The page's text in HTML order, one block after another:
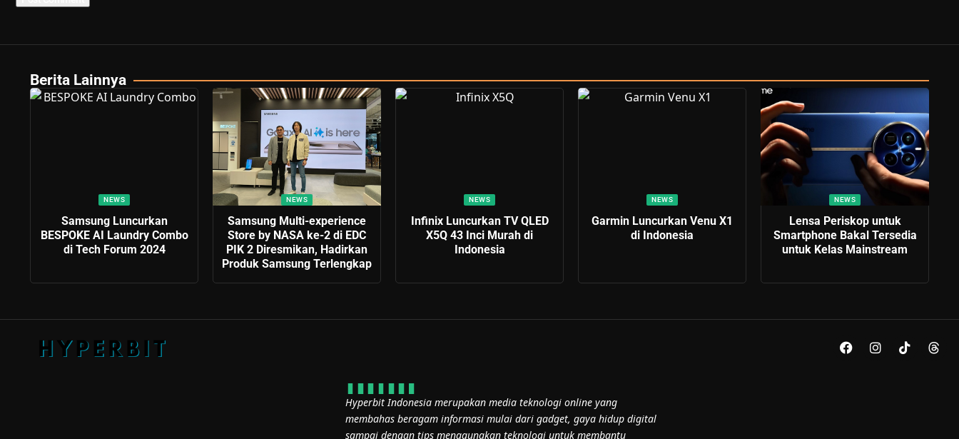
Berita Lainnya
NEWS
Samsung Luncurkan
BESPOKE AI Laundry Combo
di Tech Forum 2024
NEWS
Samsung Multi-experience
Store by NASA ke-2 di EDC
PIK 2 Diresmikan, Hadirkan
Produk Samsung Terlengkap
NEWS
Infinix Luncurkan TV QLED
X5Q 43 Inci Murah di
Indonesia
NEWS
Garmin Luncurkan Venu X1
di Indonesia
NEWS
Lensa Periskop untuk
Smartphone Bakal Tersedia
untuk Kelas Mainstream
Hyperbit Indonesia merupakan media teknologi online yang
membahas beragam informasi mulai dari gadget, gaya hidup digital
sampai dengan tips menggunakan teknologi untuk membantu